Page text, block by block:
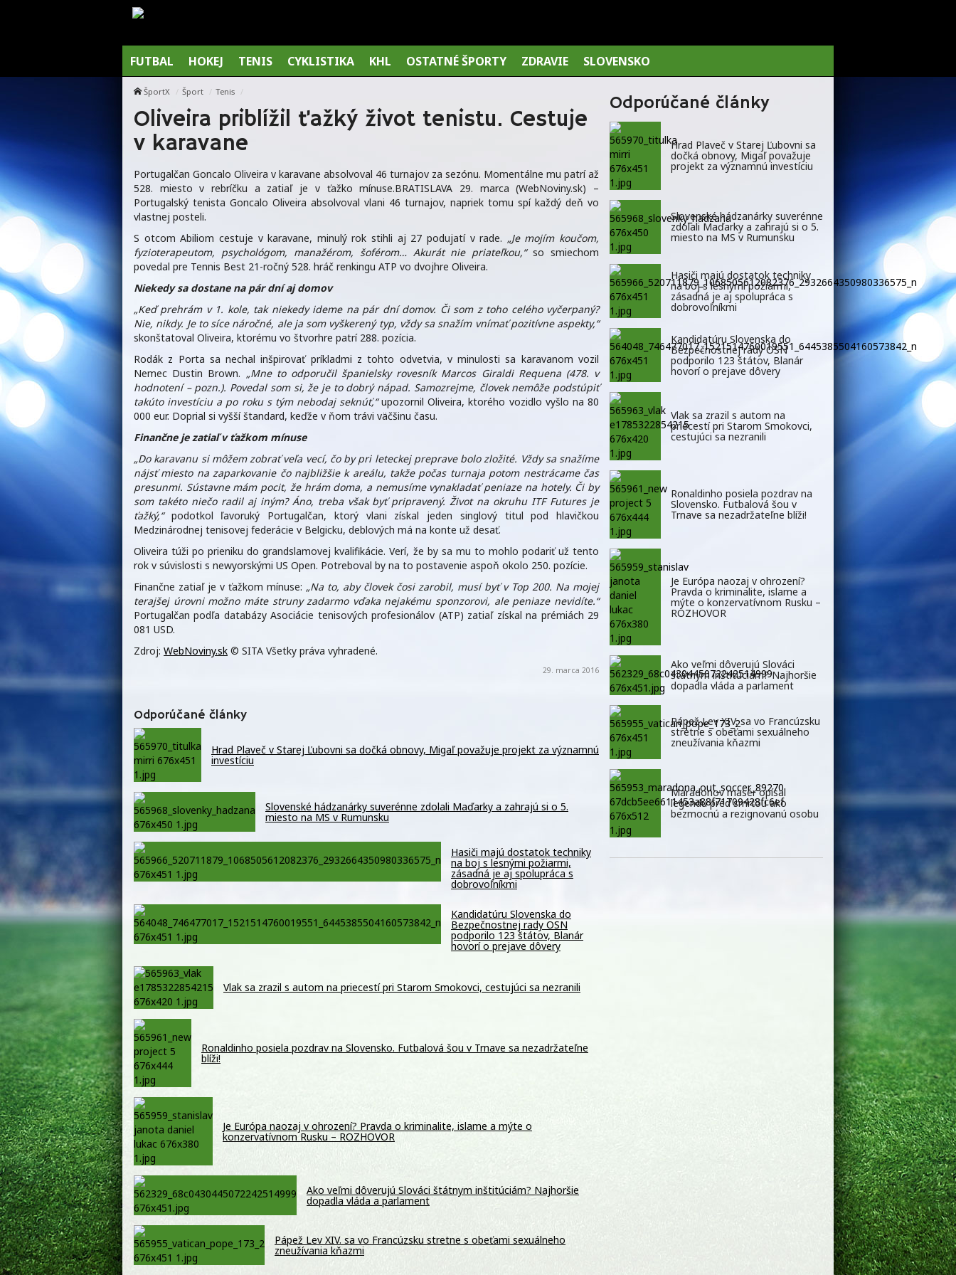
FUTBAL HOKEJ TENIS CYKLISTIKA KHL OSTATNÉ ŠPORTY ZDRAVIE SLOVENSKO
ŠportX Šport Tenis
Oliveira priblížil ťažký život tenistu. Cestuje
v karavane
Portugalčan Goncalo Oliveira v karavane absolvoval 46 turnajov za sezónu. Momentálne mu patrí až
528. miesto v rebríčku a zatiaľ je v ťažko mínuse.BRATISLAVA 29. marca (WebNoviny.sk) –
Portugalský tenista Goncalo Oliveira absolvoval vlani 46 turnajov, napriek tomu spí každý deň vo
vlastnej posteli.
S otcom Abiliom cestuje v karavane, minulý rok stihli aj 27 podujatí v rade. „Je mojím koučom,
fyzioterapeutom, psychológom, manažérom, šoférom… Akurát nie priateľkou,“so smiechom
povedal pre Tennis Best 21-ročný 528. hráč renkingu ATP vo dvojhre Oliveira.
Niekedy sa dostane na pár dní aj domov
„Keď prehrám v 1. kole, tak niekedy ideme na pár dní domov. Či som z toho celého vyčerpaný?
Nie, nikdy. Je to síce náročné, ale ja som vyškerený typ, vždy sa snažím vnímať pozitívne aspekty,“
skonštatoval Oliveira, ktorému vo štvorhre patrí 288. pozícia.
Rodák z Porta sa nechal inšpirovať príkladmi z tohto odvetvia, v minulosti sa karavanom vozil
Nemec Dustin Brown. „Mne to odporučil španielsky rovesník Marcos Giraldi Requena (478. v
hodnotení – pozn.). Povedal som si, že je to dobrý nápad. Samozrejme, človek nemôže podstúpiť
takúto investíciu a po roku s tým nebodaj seknúť,“upozornil Oliveira, ktorého vozidlo vyšlo na 80
000 eur. Doprial si vyšší štandard, keďže v ňom trávi väčšinu času.
Finančne je zatiaľ v ťažkom mínuse
„Do karavanu si môžem zobrať veľa vecí, čo by pri leteckej preprave bolo zložité. Vždy sa snažíme
nájsť miesto na zaparkovanie čo najbližšie k areálu, takže počas turnaja potom nestrácame čas
presunmi. Sústavne mám pocit, že hrám doma, a nemusíme vynakladať peniaze na hotely. Či by
som takéto niečo radil aj iným? Áno, treba však byť pripravený. Život na okruhu ITF Futures je
ťažký,“podotkol ľavoruký Portugalčan, ktorý vlani získal jeden singlový titul pod hlavičkou
Medzinárodnej tenisovej federácie v Belgicku, deblových má na konte už desať.
Oliveira túži po prieniku do grandslamovej kvalifikácie. Verí, že by sa mu to mohlo podariť už tento
rok v súvislosti s newyorskými US Open. Potreboval by na to postavenie aspoň okolo 250. pozície.
Finančne zatiaľ je v ťažkom mínuse: „Na to, aby človek čosi zarobil, musí byť v Top 200. Na mojej
terajšej úrovni možno máte struny zadarmo vďaka nejakému sponzorovi, ale peniaze nevidíte.“
Portugalčan podľa databázy Asociácie tenisových profesionálov (ATP) zatiaľ získal na prémiách 29
081 USD.
Zdroj: WebNoviny.sk © SITA Všetky práva vyhradené.
29. marca 2016
Odporúčané články
Hrad Plaveč v Starej Ľubovni sa dočká obnovy, Migaľ považuje projekt za významnú
investíciu
Slovenské hádzanárky suverénne zdolali Maďarky a zahrajú si o 5.
miesto na MS v Rumunsku
Hasiči majú dostatok techniky
na boj s lesnými požiarmi,
zásadná je aj spolupráca s
dobrovoľníkmi
Kandidatúru Slovenska do
Bezpečnostnej rady OSN
podporilo 123 štátov, Blanár
hovorí o prejave dôvery
Vlak sa zrazil s autom na priecestí pri Starom Smokovci, cestujúci sa nezranili
Ronaldinho posiela pozdrav na Slovensko. Futbalová šou v Trnave sa nezadržateľne
blíži!
Je Európa naozaj v ohrození? Pravda o kriminalite, islame a mýte o
konzervatívnom Rusku – ROZHOVOR
Ako veľmi dôverujú Slováci štátnym inštitúciám? Najhoršie
dopadla vláda a parlament
Pápež Lev XIV. sa vo Francúzsku stretne s obeťami sexuálneho
zneužívania kňazmi
Odporúčané články
Hrad Plaveč v Starej Ľubovni sa
dočká obnovy, Migaľ považuje
projekt za významnú investíciu
Slovenské hádzanárky suverénne
zdolali Maďarky a zahrajú si o 5.
miesto na MS v Rumunsku
Hasiči majú dostatok techniky
na boj s lesnými požiarmi,
zásadná je aj spolupráca s
dobrovoľníkmi
Kandidatúru Slovenska do
Bezpečnostnej rady OSN
podporilo 123 štátov, Blanár
hovorí o prejave dôvery
Vlak sa zrazil s autom na
priecestí pri Starom Smokovci,
cestujúci sa nezranili
Ronaldinho posiela pozdrav na
Slovensko. Futbalová šou v
Trnave sa nezadržateľne blíži!
Je Európa naozaj v ohrození?
Pravda o kriminalite, islame a
mýte o konzervatívnom Rusku –
ROZHOVOR
Ako veľmi dôverujú Slováci
štátnym inštitúciám? Najhoršie
dopadla vláda a parlament
Pápež Lev XIV. sa vo Francúzsku
stretne s obeťami sexuálneho
zneužívania kňazmi
Maradonov masér opísal
legendu pred smrťou ako
bezmocnú a rezignovanú osobu